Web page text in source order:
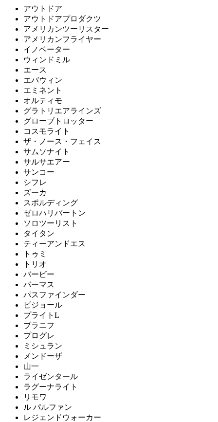
アウトドア
アウトドアプロダクツ
アメリカンツーリスター
アメリカンフライヤー
イノベーター
ウィンドミル
エース
エバウィン
エミネント
オルティモ
グラトリエアラインズ
グローブトロッター
コスモライト
ザ・ノース・フェイス
サムソナイト
サルサエアー
サンコー
シフレ
ズーカ
スポルディング
ゼロハリバートン
ソロツーリスト
タイタン
ティーアンドエス
トゥミ
トリオ
バービー
バーマス
パスファインダー
ピジョール
プライトL
ブラニフ
プログレ
ミシュラン
メンドーザ
山一
ライゼンタール
ラグーナライト
リモワ
ル パルファン
レジェンドウォーカー